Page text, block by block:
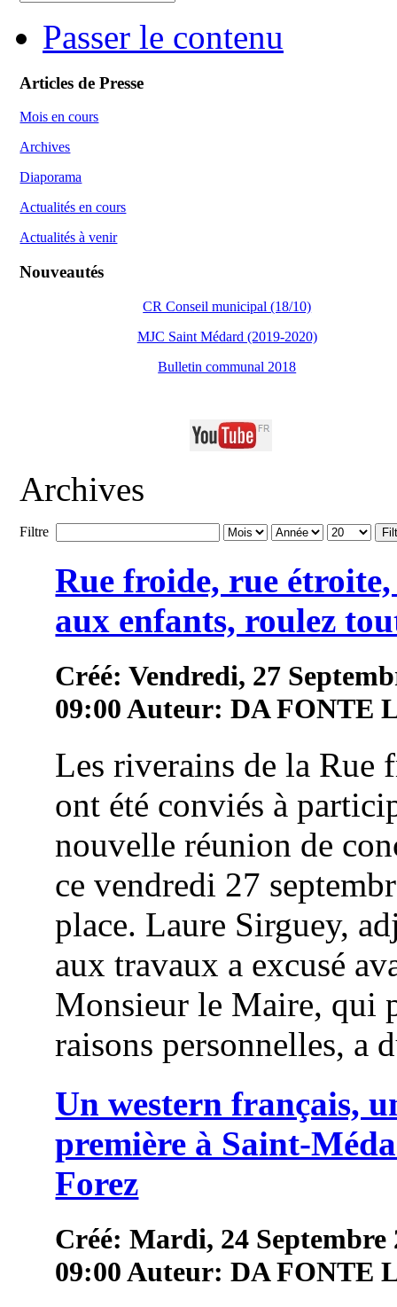
Passer le contenu
Articles de Presse
Mois en cours
Archives
Diaporama
Actualités en cours
Actualités à venir
Nouveautés
CR Conseil municipal (18/10)
MJC Saint Médard (2019-2020)
Bulletin communal 2018
Archives
Filtre
Rue froide, rue étroite,
aux enfants, roulez
Créé: Vendredi, 27
09:00Auteur: DA FONTE
Les riverains de la Rue
ont été conviés à
nouvelle réunion de
ce vendredi 27
place. Laure Sirguey,
aux travaux a excusé
Monsieur le Maire, qui
raisons personnelles, a
Un western français,
première à Saint-
Forez
Créé: Mardi, 24 Septembre
09:00Auteur: DA FONTE